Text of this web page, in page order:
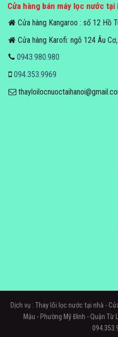
Cửa hàng bán máy lọc nước tại
Cửa hàng Kangaroo : số 12 Hồ
Cửa hàng Karofi: ngõ 124 Âu
0943.980.980
094.353.9969
Dịch vụ : Thay lõi lọc nước tại nhà -
Mậu - Phường Mỹ Đình - Quận Từ